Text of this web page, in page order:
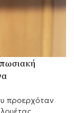
προερχόταν